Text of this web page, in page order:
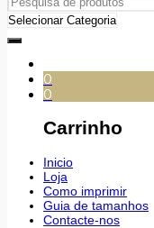
0
0
Carrinho
Inicio
Loja
Como imprimir
Guia de tamanhos
Contacte-nos